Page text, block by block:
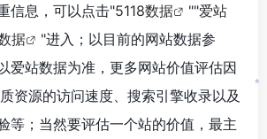
信息，可以点击"5118数据 ""爱站
据
"进入；以目前的网站数据参
爱站数据为准，更多网站价值评估因
资源的访问速度、搜索引擎收录以及
等；当然要评估一个站的价值，最主